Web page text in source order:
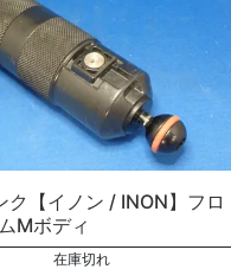
ク【イノン / INON】フロ
Mボディ
在庫切れ